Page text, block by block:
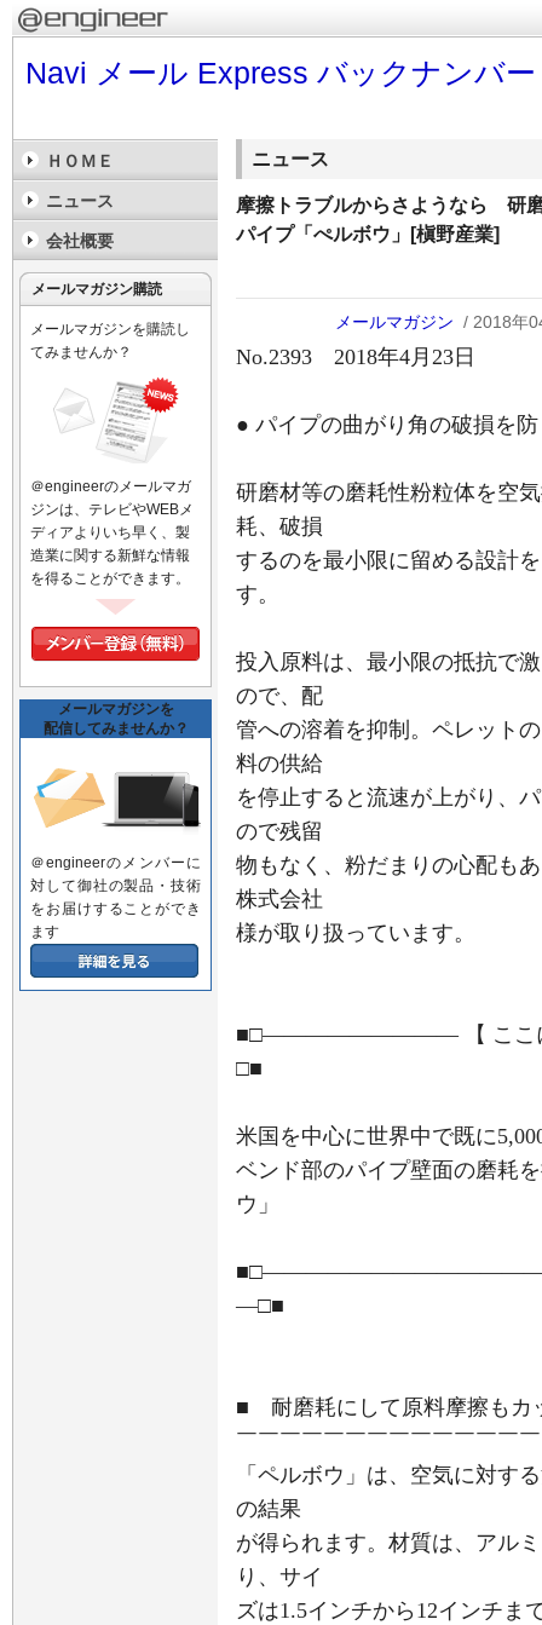
Navi メール Express バックナンバー
ニュース
摩擦トラブルからさようなら 研
パイプ「ぺルボウ」[槇野産業]
メールマガジン / 2018年
No.2393 2018年4月23日
● パイプの曲がり角の破損を
研磨材等の磨耗性粉粒体を空
耗、破損
するのを最小限に留める設計
す。
投入原料は、最小限の抵抗で
ので、配
管への溶着を抑制。ペレット
料の供給
を停止すると流速が上がり、
ので残留
物もなく、粉だまりの心配も
株式会社
様が取り扱っています。
■□――――――――― 【 ここ
□■
米国を中心に世界中で既に
ベンド部のパイプ壁面の磨耗
ウ」
―□■
■ 耐磨耗にして原料摩擦もカ
￣￣￣￣￣￣￣￣￣￣￣￣￣
「ペルボウ」は、空気に対す
の結果
が得られます。材質は、アル
り、サイ
ズは1.5インチから12インチま
ＨＯＭＥ
ニュース
会社概要
メールマガジン購読
メールマガジンを購読し
てみませんか？
＠engineerのメールマガ
ジンは、テレビやWEBメ
ディアよりいち早く、製
造業に関する新鮮な情報
を得ることができます。
メールマガジンを
配信してみませんか？
＠engineerのメンバーに
対して御社の製品・技術
をお届けすることができ
ます